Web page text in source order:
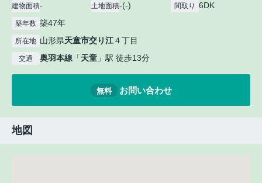
建物面積- 土地面積-(-) 間取り 6DK
築年数 築47年
所在地 山形県天童市交り江４丁目
交通 奥羽本線 「天童 」駅 徒歩13分
無料 お問い合わせ
地図